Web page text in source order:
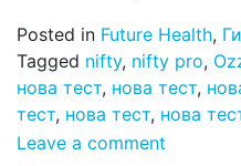
Posted in Future Health,
Tagged nifty, nifty pro,
нова тест, нова тест,
тест, нова тест, нова
Leave a comment